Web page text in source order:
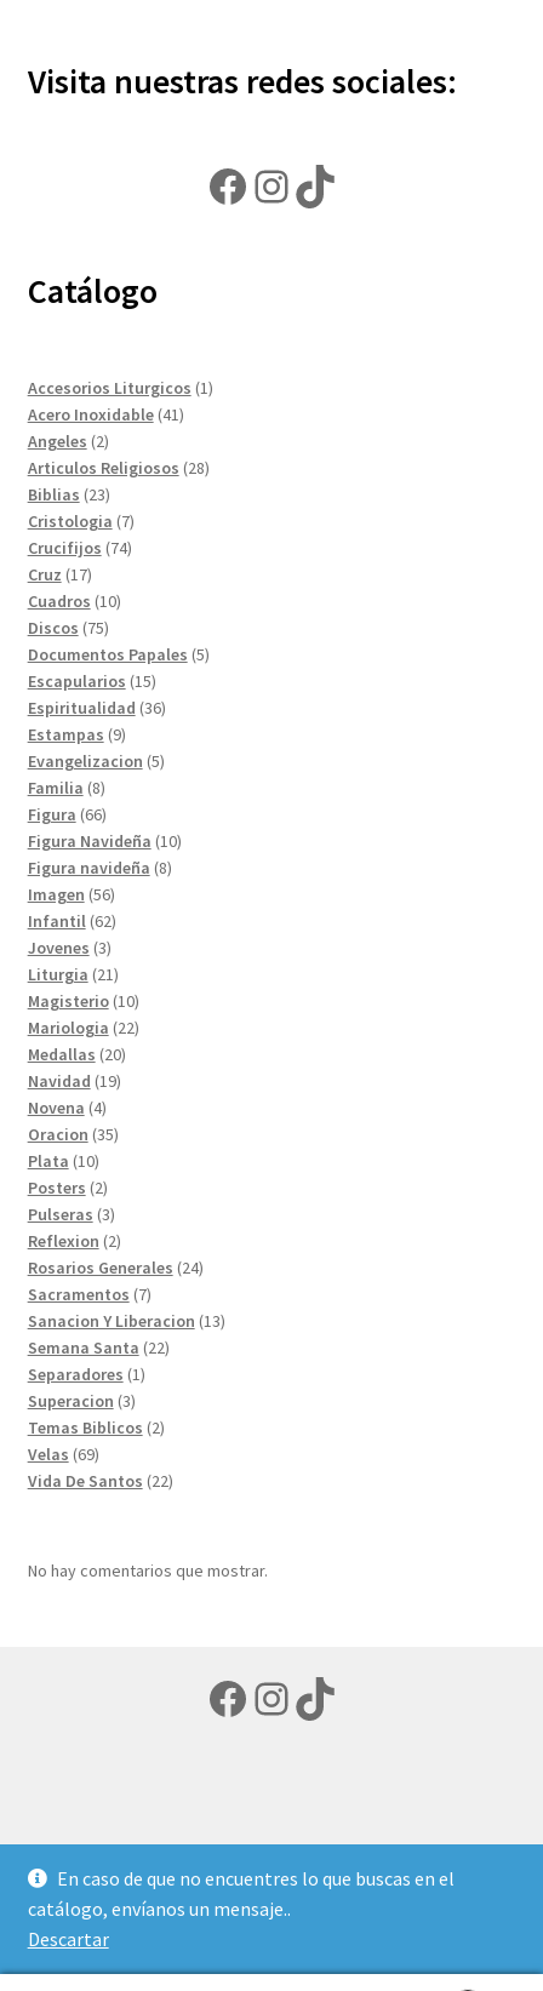
Visita nuestras redes sociales:
Facebook
Instagram
TikTok
Catálogo
Accesorios Liturgicos 11
Acero Inoxidable 4141
Angeles 22
productos
Articulos Religiosos 2828
Biblias 2323
productos
Cristologia 77
productos
Crucifijos 7474
Cruz 1717
productos
Cuadros 1010
Discos 7575
productos
Documentos Papales 55
Escapularios 1515
productos
Espiritualidad 3636
Estampas 99
productos
Evangelizacion 55
Familia 88
productos
Figura 6666
productos
Figura Navideña 1010
Figura navideña 88
Imagen 5656
productos
Infantil 6262
productos
Jovenes 33
productos
Liturgia 2121
productos
Magisterio 1010
productos
Mariologia 2222
Medallas 2020
productos
Navidad 1919
Novena 44
productos
Oracion 3535
Plata 1010
productos
Posters 22
productos
Pulseras 33
productos
Reflexion 22
productos
Rosarios Generales 2424
Sacramentos 77
productos
Sanacion Y Liberacion 1313
Semana Santa 2222
Separadores 11
Superacion 33
productos
Temas Biblicos 22
Velas 6969
productos
Vida De Santos 2222
No hay comentarios que mostrar.
Facebook
Instagram
TikTok
Política de privacidad
Creado con Storefront y
WooCommerce.
En caso de que no encuentres lo que buscas en el
catálogo, envíanos un mensaje..
Descartar